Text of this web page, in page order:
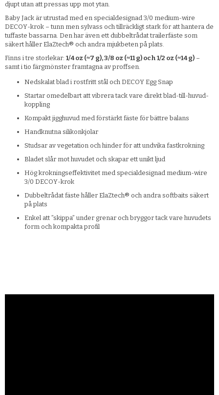
djupt utan att pressas upp mot ytan.
Baby Jack är utrustad med en specialdesignad 3/0 medium-wire
DECOY-krok – tunn men sylvass och tillräckligt stark för att hantera de
tuffaste bassarna. Den har även ett dubbeltrådat trailerfäste som
säkert håller ElaZtech® och andra mjukbeten på plats.
Finns i tre storlekar: 1/4 oz (≈7 g), 3/8 oz (≈11 g) och 1/2 oz (≈14 g) –
samt i tio färgmönster framtagna av proffsen.
Nedskalat blad i rostfritt stål och DECOY Egg Snap
Startar omedelbart att vibrera tack vare direkt blad-till-huvud-
koppling
Kompakt jigghuvud med förstärkt fäste för bättre balans
Handknutna silikonkjolar
Studsar av vegetation och hinder för att undvika fastkrokning
Bladet slår mot huvudet och skapar ett unikt ljud
Hög krokningseffektivitet med specialdesignad medium-wire
3/0 DECOY-krok
Dubbeltrådat fäste håller ElaZtech® och andra softbaits säkert
på plats
Enkel att ”skippa” under grenar och bryggor tack vare huvudets
form och kompakta profil